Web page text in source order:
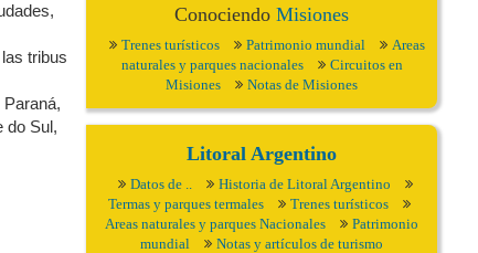
tribus
do Sul,
ConociendoMisiones
Trenes turísticos Patrimonio mundial
Areas
naturales y parques nacionales
Circuitos en
Misiones
Notas de Misiones
Litoral Argentino
Datos de ..
Historia de Litoral Argentino
Termas y parques termales
Trenes turísticos
Areas naturales y parques Nacionales
Patrimonio
mundial
Notas y artículos de turismo